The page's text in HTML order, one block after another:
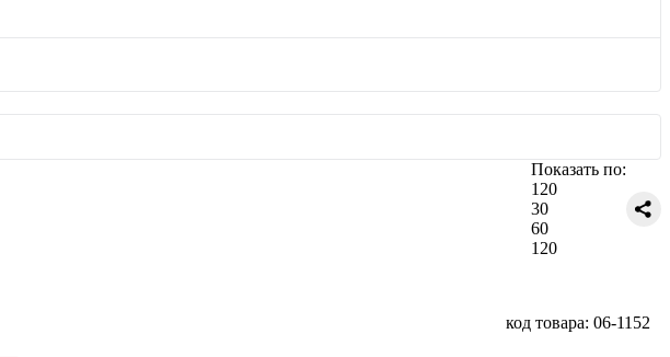
Показать по:
120
30
60
120
код товара: 06-1152